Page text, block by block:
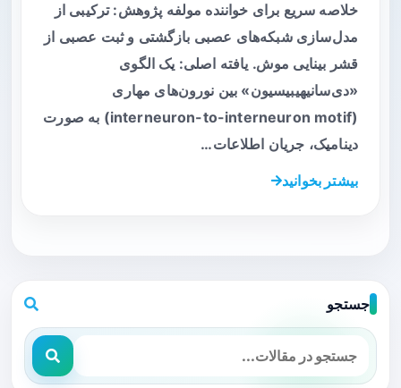
خلاصه سریع برای خواننده مولفه پژوهش: ترکیبی از
مدل‌سازی شبکه‌های عصبی بازگشتی و ثبت عصبی از
قشر بینایی موش. یافته اصلی: یک الگوی
«دی‌سانیهیبیسیون» بین نورون‌های مهاری
(interneuron-to-interneuron motif) به صورت
دینامیک، جریان اطلاعات…
بیشتر بخوانید
جستجو